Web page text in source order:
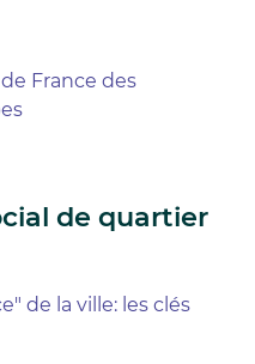
France des
de quartier
de la ville: les clés